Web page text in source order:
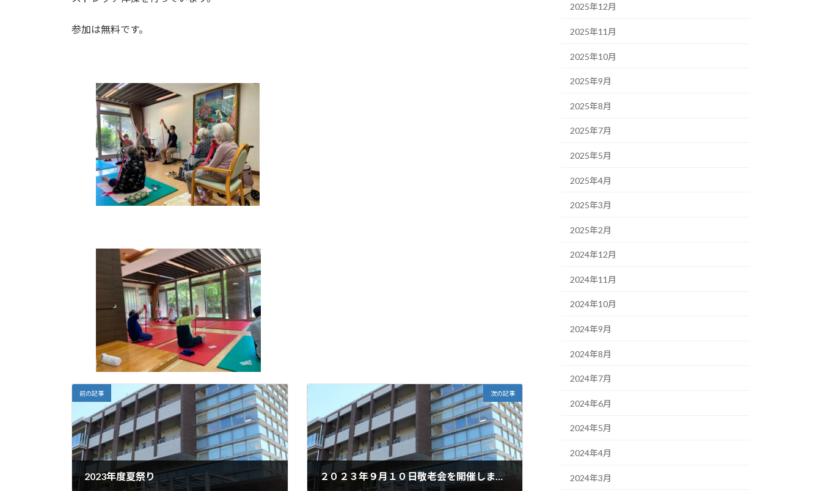
参加は無料です。
前の記事
2023年度夏祭り
次の記事
２０２３年９月１０日敬老会を開催しました。
2025年12月
2025年11月
2025年10月
2025年9月
2025年8月
2025年7月
2025年5月
2025年4月
2025年3月
2025年2月
2024年12月
2024年11月
2024年10月
2024年9月
2024年8月
2024年7月
2024年6月
2024年5月
2024年4月
2024年3月